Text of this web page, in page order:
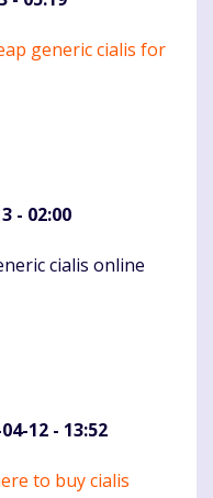
generic cialis for
- 02:00
cialis online
12 - 13:52
to buy cialis